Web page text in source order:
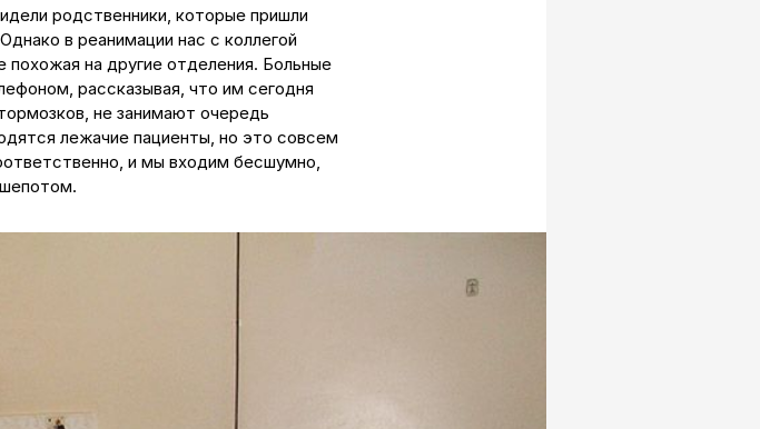
родственники, которые пришли
в реанимации нас с коллегой
на другие отделения. Больные
рассказывая, что им сегодня
не занимают очередь
лежачие пациенты, но это совсем
и мы входим бесшумно,